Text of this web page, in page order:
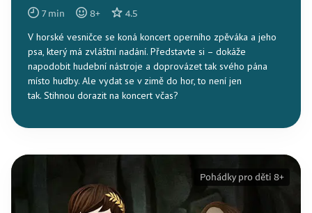
7min 8+ 4.5
V horské vesničce se koná koncert operního zpěváka a jeho
psa, který má zvláštní nadání. Představte si – dokáže
napodobit hudební nástroje a doprovázet tak svého pána
místo hudby. Ale vydat se v zimě do hor, to není jen
tak. Stihnou dorazit na koncert včas?
Pohádky pro děti 8+